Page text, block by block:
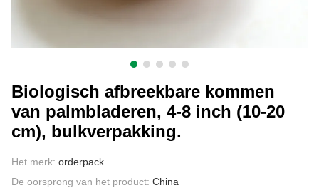
Biologisch afbreekbare kommen
van palmbladeren, 4-8 inch (10-20
cm), bulkverpakking.
Het merk: orderpack
De oorsprong van het product: China